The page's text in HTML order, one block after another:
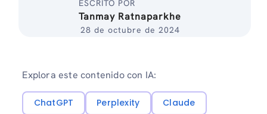
ESCRITO POR
Tanmay Ratnaparkhe
28 de octubre de 2024
Explora este contenido con IA:
ChatGPT Perplexity
Claude